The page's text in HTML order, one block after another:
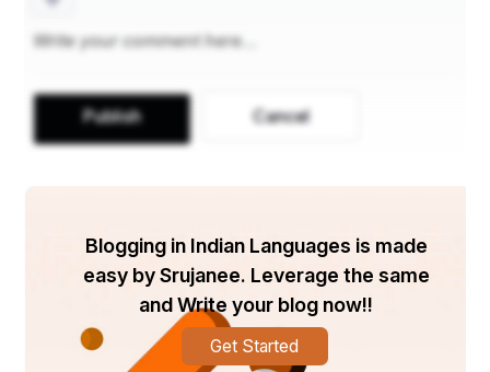
୧୯୨୪ ମସିହା ଫେବୃଆରୀ ୨୭ ତାରିଖରେ ଓଡିଶାର ଭଦ୍ରକ
ଜିଲ୍ଲାର ବାସୁଦେବପୁର ବ୍ଲକ୍ ବୈକୁଣ୍ଠପୁର ଗ୍ରାମରେ
ଜନ୍ମଗ୍ରହଣ କରିଥିଲେ ଡା. ଗୋପିନାଥ ପାଣିଗ୍ରାହୀ। ସେ
ଜଣେ ଓଡ଼ିଶାର ନାମି ଦାମୀ ଉଦ୍ଭିଦ ବୈଜ୍ଞାନିକ ଭାବରେ ଖୁବ୍
ଜଣା ଶୁଣା। ୧୯୫୪ ମସିହାରେ ସେ ନିଜ ପି. ଏଚ୍.ଡି ଲିଡ
Publish Cancel
Blogging in Indian Languages is made
easy by Srujanee. Leverage the same
and Write your blog now!!
Get Started